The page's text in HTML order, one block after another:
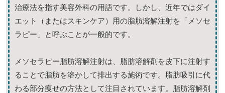
治療法を指す美容外科の用語です。しかし、近年ではダイ
エット（またはスキンケア）用の脂肪溶解注射を「メソセ
ラピー」と呼ぶことが一般的です。
メソセラピー脂肪溶解注射は、脂肪溶解剤を皮下に注射す
ることで脂肪を溶かして排出する施術です。脂肪吸引に代
わる部分痩せの方法として注目されています。脂肪溶解剤